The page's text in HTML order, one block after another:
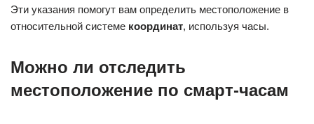
Эти указания помогут вам определить местоположение в
относительной системе координат, используя часы.
Можно ли отследить
местоположение по смарт-часам